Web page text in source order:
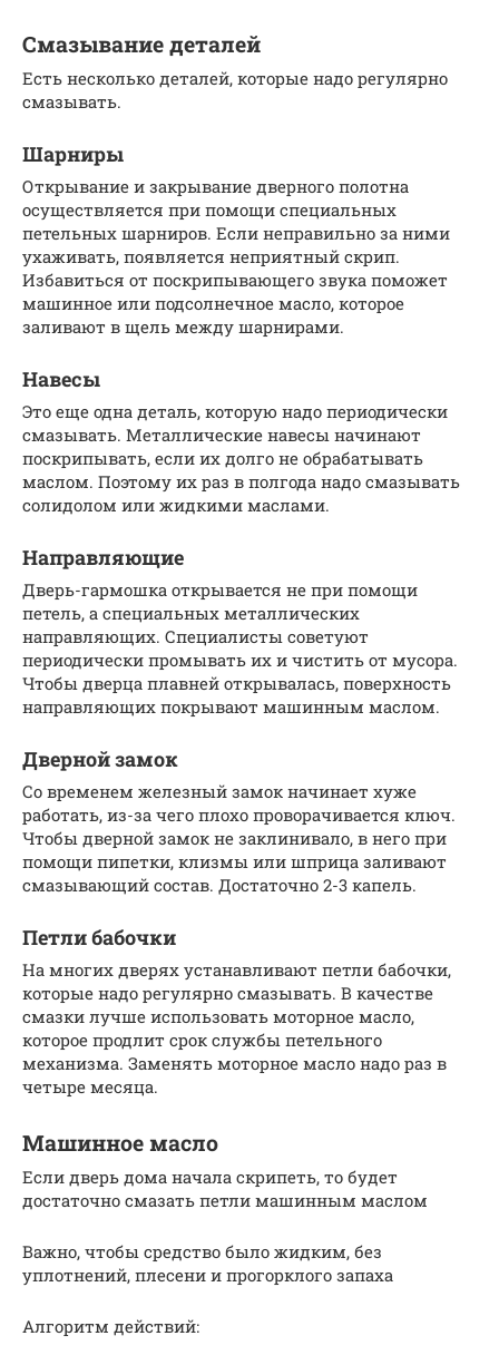
Смазывание деталей
Есть несколько деталей, которые надо регулярно
смазывать.
Шарниры
Открывание и закрывание дверного полотна
осуществляется при помощи специальных
петельных шарниров. Если неправильно за ними
ухаживать, появляется неприятный скрип.
Избавиться от поскрипывающего звука поможет
машинное или подсолнечное масло, которое
заливают в щель между шарнирами.
Навесы
Это еще одна деталь, которую надо периодически
смазывать. Металлические навесы начинают
поскрипывать, если их долго не обрабатывать
маслом. Поэтому их раз в полгода надо смазывать
солидолом или жидкими маслами.
Направляющие
Дверь-гармошка открывается не при помощи
петель, а специальных металлических
направляющих. Специалисты советуют
периодически промывать их и чистить от мусора.
Чтобы дверца плавней открывалась, поверхность
направляющих покрывают машинным маслом.
Дверной замок
Со временем железный замок начинает хуже
работать, из-за чего плохо проворачивается ключ.
Чтобы дверной замок не заклинивало, в него при
помощи пипетки, клизмы или шприца заливают
смазывающий состав. Достаточно 2-3 капель.
Петли бабочки
На многих дверях устанавливают петли бабочки,
которые надо регулярно смазывать. В качестве
смазки лучше использовать моторное масло,
которое продлит срок службы петельного
механизма. Заменять моторное масло надо раз в
четыре месяца.
Машинное масло
Если дверь дома начала скрипеть, то будет
достаточно смазать петли машинным маслом
Важно, чтобы средство было жидким, без
уплотнений, плесени и прогорклого запаха
Алгоритм действий: